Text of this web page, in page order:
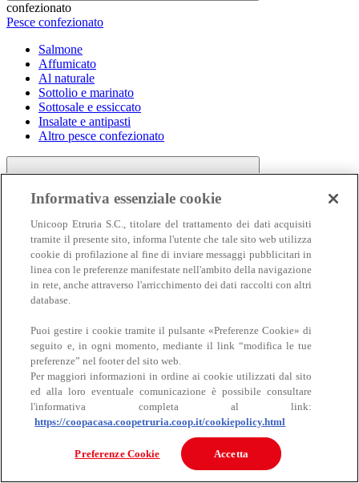
confezionato
Pesce confezionato
Salmone
Affumicato
Al naturale
Sottolio e marinato
Sottosale e essiccato
Insalate e antipasti
Altro pesce confezionato
Carne
Carne
Bovino
Informativa essenziale cookie
Unicoop Etruria S.C., titolare del trattamento dei dati acquisiti
tramite il presente sito, informa l'utente che tale sito web utilizza
cookie di profilazione al fine di inviare messaggi pubblicitari in
linea con le preferenze manifestate nell'ambito della navigazione
in rete, anche attraverso l'arricchimento dei dati raccolti con altri
database.
Puoi gestire i cookie tramite il pulsante «Preferenze Cookie» di
seguito e, in ogni momento, mediante il link “modifica le tue
preferenze” nel footer del sito web.
Per maggiori informazioni in ordine ai cookie utilizzati dal sito
ed alla loro eventuale comunicazione è possibile consultare
l'informativa completa al link:
https://coopacasa.coopetruria.coop.it/cookiepolicy.html
Preferenze Cookie Accetta